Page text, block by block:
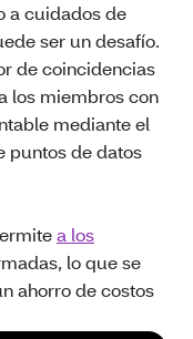
a cuidados de
ser un desafío.
de coincidencias
los miembros con
mediante el
puntos de datos
a los
lo que se
ahorro de costos